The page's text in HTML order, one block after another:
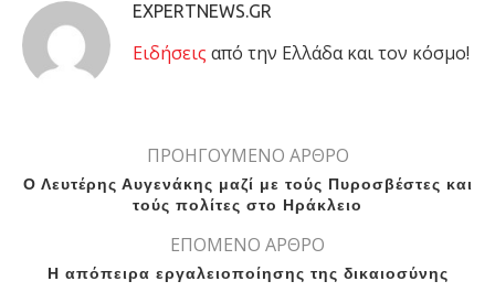
EXPERTNEWS.GR
Eιδήσεις από την Ελλάδα και τον κόσμο!
ΠΡΟΗΓΟΥΜΕΝΟ ΑΡΘΡΟ
Ο Λευτέρης Αυγενάκης μαζί με τούς Πυροσβέστες και
τούς πολίτες στο Ηράκλειο
ΕΠΟΜΕΝΟ ΑΡΘΡΟ
Η απόπειρα εργαλειοποίησης της δικαιοσύνης